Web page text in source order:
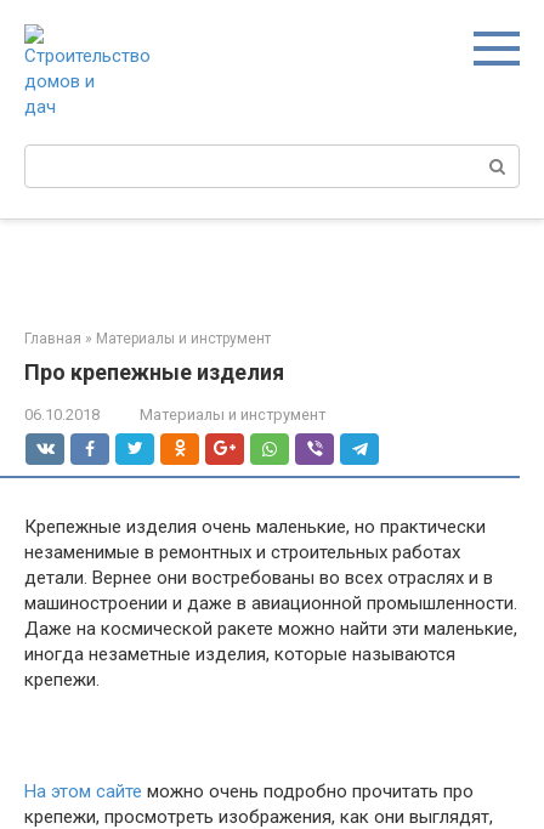
контенту
Главная » Материалы и инструмент
Про крепежные изделия
06.10.2018 Материалы и инструмент
Крепежные изделия очень маленькие, но практически
незаменимые в ремонтных и строительных работах
детали. Вернее они востребованы во всех отраслях и в
машиностроении и даже в авиационной промышленности.
Даже на космической ракете можно найти эти маленькие,
иногда незаметные изделия, которые называются
крепежи.
На этом сайте можно очень подробно прочитать про
крепежи, просмотреть изображения, как они выглядят,